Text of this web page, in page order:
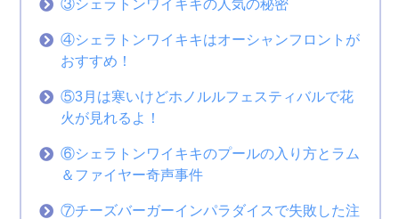
③シェラトンワイキキの人気の秘密
④シェラトンワイキキはオーシャンフロントが
おすすめ！
⑤3月は寒いけどホノルルフェスティバルで花
火が見れるよ！
⑥シェラトンワイキキのプールの入り方とラム
＆ファイヤー奇声事件
⑦チーズバーガーインパラダイスで失敗した注